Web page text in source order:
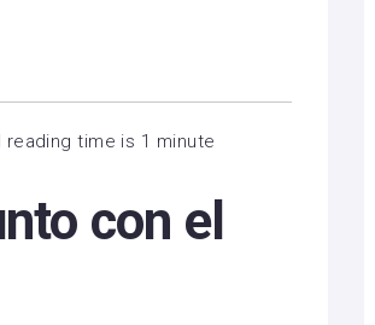
time is 1 minute
con el